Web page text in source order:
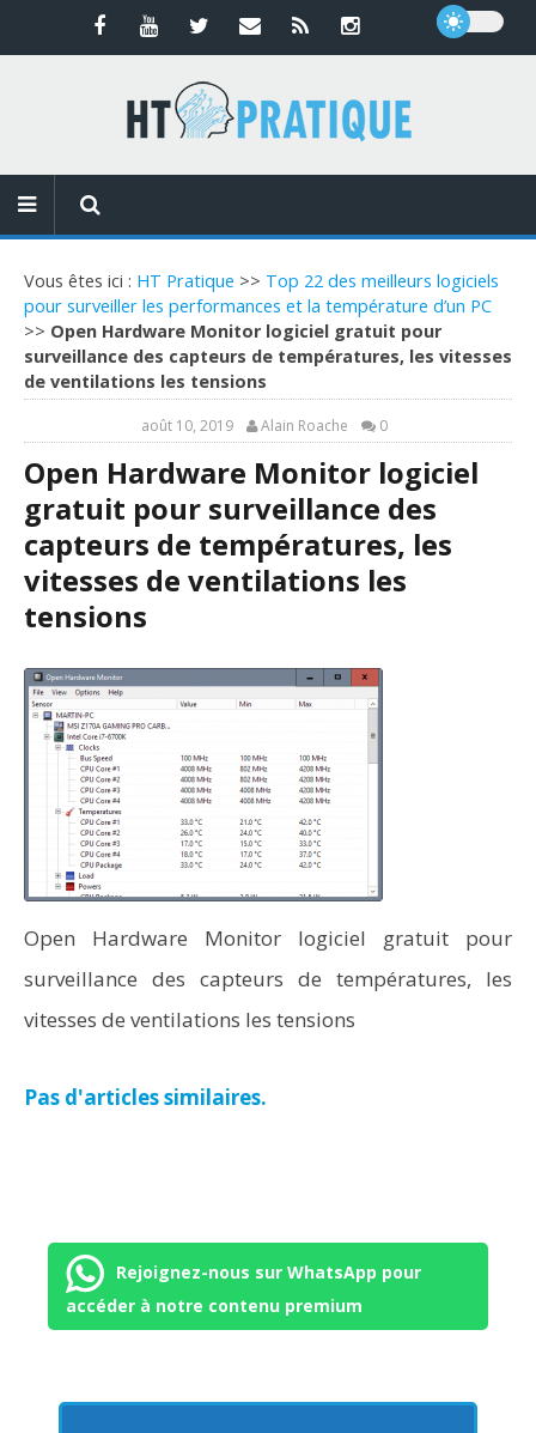
Vous êtes ici : HT Pratique >> Top 22 des meilleurs logiciels
pour surveiller les performances et la température d’un PC
>> Open Hardware Monitor logiciel gratuit pour
surveillance des capteurs de températures, les vitesses
de ventilations les tensions
août 10, 2019 Alain Roache 0
Open Hardware Monitor logiciel
gratuit pour surveillance des
capteurs de températures, les
vitesses de ventilations les
tensions
Open Hardware Monitor logiciel gratuit pour
surveillance des capteurs de températures, les
vitesses de ventilations les tensions
Pas d'articles similaires.
Rejoignez-nous sur WhatsApp pour
accéder à notre contenu premium